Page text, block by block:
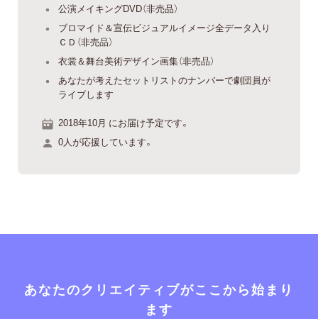
公演メイキングDVD（非売品）
ブロマイド＆宣伝ビジュアルイメージ全データ入り
ＣＤ（非売品）
衣裳＆舞台美術デザイン画集（非売品）
あなたが考えたセットリストのナンバーで劇団員が
ライブします
2018年10月 にお届け予定です。
0人が応援しています。
あなたのクリエイティブがここから始まり
ます